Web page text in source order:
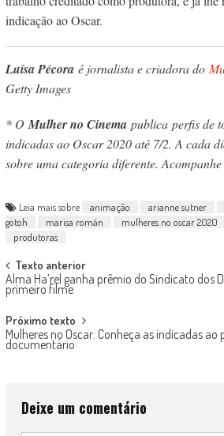
indicação ao Oscar.
Luísa Pécoraé jornalista e criadora do
Getty Images
* O Mulher no Cinemapublica perfis de
indicadas ao Oscar 2020 até 7/2. A cada
sobre uma categoria diferente.
Leia mais sobre animação arianne sutner
gotoh
marisa román mulheres no oscar 2020
produtoras
Post
navigation
Texto anterior
Alma Ha’rel ganha prêmio do Sindicato dos
primeiro filme
Próximo texto
Mulheres no Oscar: Conheça as indicadas
documentário
Deixe um comentário